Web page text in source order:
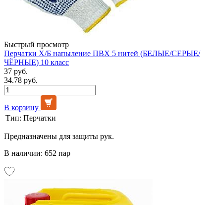
Быстрый просмотр
Перчатки Х/Б напыление ПВХ 5 нитей (БЕЛЫЕ/СЕРЫЕ/
ЧЁРНЫЕ) 10 класс
37 руб.
34.78 руб.
В корзину
Тип: Перчатки
Предназначены для защиты рук.
В наличии: 652 пар